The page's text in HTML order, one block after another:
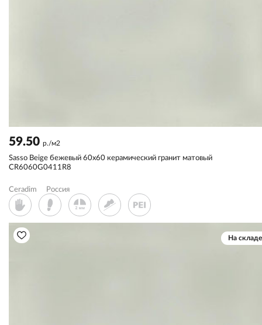
59.50 р./м2
Sassо Beige бежевый 60x60 керамический гранит матовый
CR6060G0411R8
Ceradim Россия
На складе